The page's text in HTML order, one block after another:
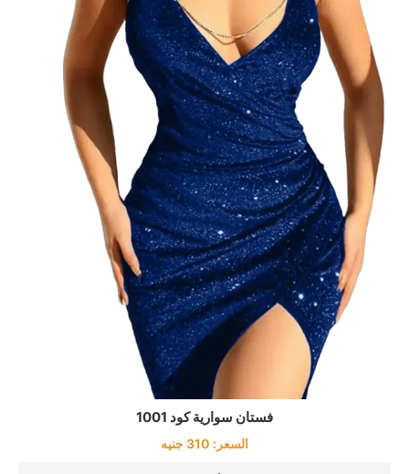
فستان سوارية كود 1001
السعر: 310جنيه